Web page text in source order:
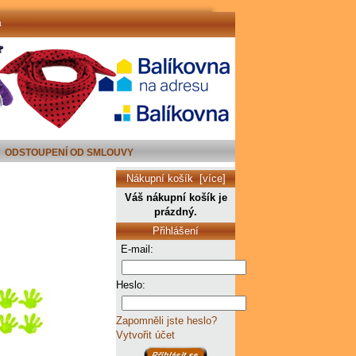
ODSTOUPENÍ OD SMLOUVY
Nákupní košík [více]
Váš nákupní košík je
prázdný.
Přihlášení
E-mail:
Heslo:
Zapomněli jste heslo?
Vytvořit účet